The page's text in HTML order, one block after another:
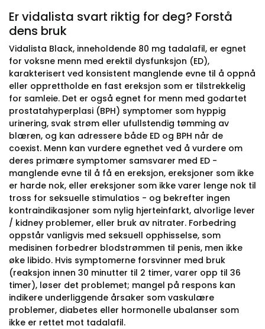
Er vidalista svart riktig for deg? Forstå
dens bruk
Vidalista Black, inneholdende 80 mg tadalafil, er egnet
for voksne menn med erektil dysfunksjon (ED),
karakterisert ved konsistent manglende evne til å oppnå
eller opprettholde en fast ereksjon som er tilstrekkelig
for samleie. Det er også egnet for menn med godartet
prostatahyperplasi (BPH) symptomer som hyppig
urinering, svak strøm eller ufullstendig tømming av
blæren, og kan adressere både ED og BPH når de
coexist. Menn kan vurdere egnethet ved å vurdere om
deres primære symptomer samsvarer med ED -
manglende evne til å få en ereksjon, ereksjoner som ikke
er harde nok, eller ereksjoner som ikke varer lenge nok til
tross for seksuelle stimulatios - og bekrefter ingen
kontraindikasjoner som nylig hjerteinfarkt, alvorlige lever
/ kidney problemer, eller bruk av nitrater. Forbedring
oppstår vanligvis med seksuell opphisselse, som
medisinen forbedrer blodstrømmen til penis, men ikke
øke libido. Hvis symptomerne forsvinner med bruk
(reaksjon innen 30 minutter til 2 timer, varer opp til 36
timer), løser det problemet; mangel på respons kan
indikere underliggende årsaker som vaskulære
problemer, diabetes eller hormonelle ubalanser som
ikke er rettet mot tadalafil.